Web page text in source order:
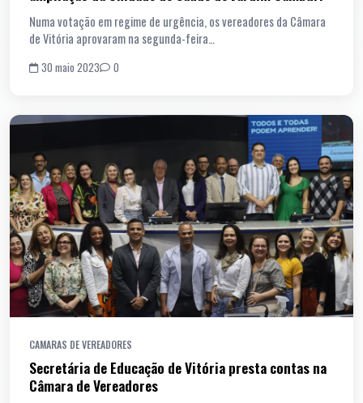
Numa votação em regime de urgência, os vereadores da Câmara
de Vitória aprovaram na segunda-feira…
30 maio 2023 0
CAMARAS DE VEREADORES
Secretária de Educação de Vitória presta contas na
Câmara de Vereadores